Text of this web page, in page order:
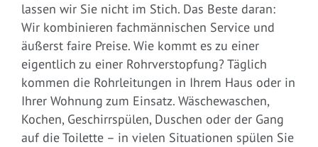
lassen wir Sie nicht im Stich. Das Beste daran:
Wir kombinieren fachmännischen Service und
äußerst faire Preise. Wie kommt es zu einer
eigentlich zu einer Rohrverstopfung? Täglich
kommen die Rohrleitungen in Ihrem Haus oder in
Ihrer Wohnung zum Einsatz. Wäschewaschen,
Kochen, Geschirrspülen, Duschen oder der Gang
auf die Toilette – in vielen Situationen spülen Sie